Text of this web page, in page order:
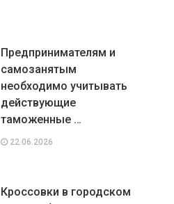
Предпринимателям и
самозанятым
необходимо учитывать
действующие
таможенные …
22.06.2026
Кроссовки в городском